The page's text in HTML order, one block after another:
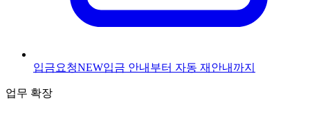
입금요청NEW입금 안내부터 자동 재안내까지
업무 확장